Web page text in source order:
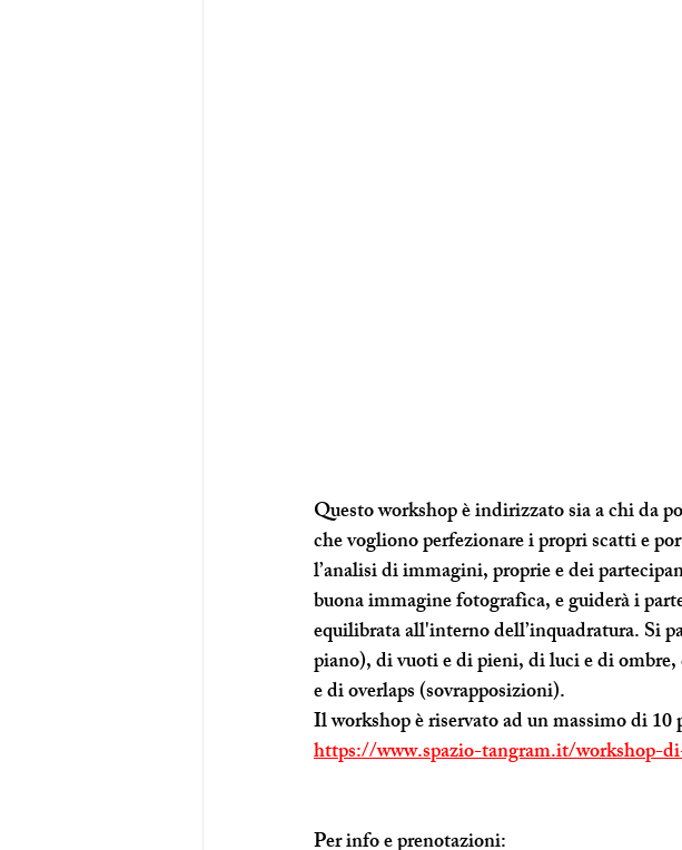
Questo workshop è indirizzato sia a chi da
che vogliono perfezionare i propri scatti e
l’analisi di immagini, proprie e dei
buona immagine fotografica, e guiderà i
equilibrata all'interno dell’inquadratura. Si
piano), di vuoti e di pieni, di luci e di
e di overlaps (sovrapposizioni).
Il workshop è riservato ad un massimo di 10
https://www.spazio-tangram.it/workshop-